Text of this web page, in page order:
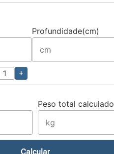
Profundidade(cm)
+
Peso total calculado
Calcular